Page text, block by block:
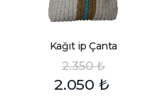
Kağıt ip Çanta
2.350₺
2.050₺